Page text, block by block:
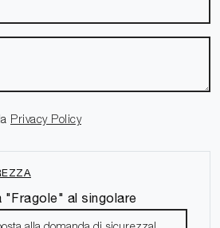
Privacy Policy
"Fragole" al singolare